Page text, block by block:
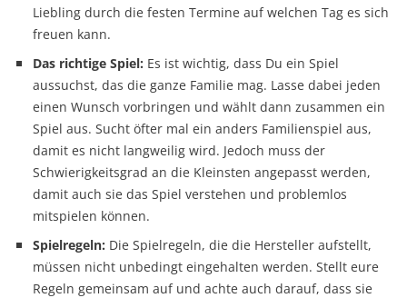
Liebling durch die festen Termine auf welchen Tag es sich
freuen kann.
Das richtige Spiel: Es ist wichtig, dass Du ein Spiel
aussuchst, das die ganze Familie mag. Lasse dabei jeden
einen Wunsch vorbringen und wählt dann zusammen ein
Spiel aus. Sucht öfter mal ein anders Familienspiel aus,
damit es nicht langweilig wird. Jedoch muss der
Schwierigkeitsgrad an die Kleinsten angepasst werden,
damit auch sie das Spiel verstehen und problemlos
mitspielen können.
Spielregeln: Die Spielregeln, die die Hersteller aufstellt,
müssen nicht unbedingt eingehalten werden. Stellt eure
Regeln gemeinsam auf und achte auch darauf, dass sie